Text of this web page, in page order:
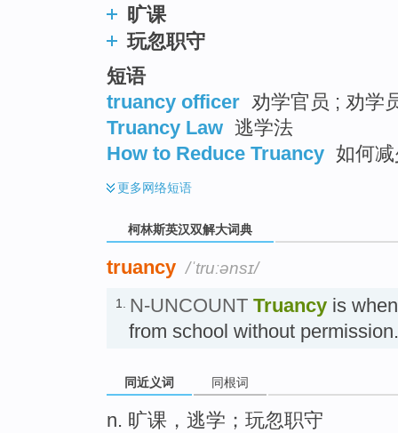
旷课
玩忽职守
短语
truancy officer 劝学官员 ; 劝学
Truancy Law 逃学法
How to Reduce Truancy 如何
更多网络短语
柯林斯英汉双解大词典
truancy /ˈtruːənsɪ/
1. N-UNCOUNT Truancy is
from school without
同近义词 同根词
n. 旷课，逃学；玩忽职守